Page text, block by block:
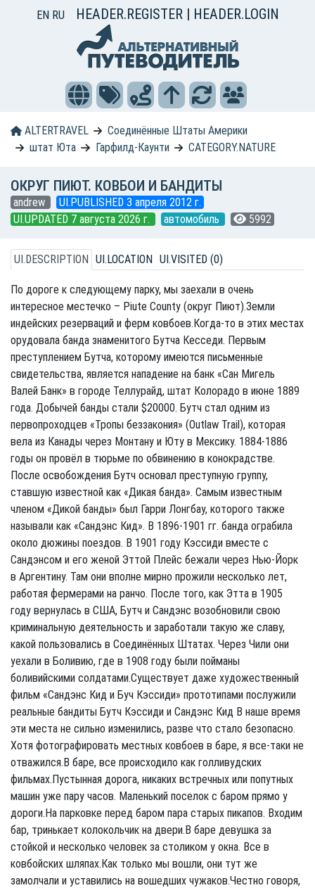
EN RU HEADER.REGISTER | HEADER.LOGIN
ALTERTRAVEL
Соединённые Штаты Америки
штат Юта
Гарфилд-Каунти CATEGORY.NATURE
ОКРУГ ПИЮТ. КОВБОИ И БАНДИТЫ
andrew
UI.PUBLISHED 3 апреля 2012 г.
UI.UPDATED 7 августа 2026 г.
автомобиль 5992
UI.DESCRIPTION UI.LOCATION UI.VISITED (0)
По дороге к следующему парку, мы заехали в очень
интересное местечко – Piute County (округ Пиют).Земли
индейских резерваций и ферм ковбоев.Когда-то в этих местах
орудовала банда знаменитого Бутча Кесседи. Первым
преступлением Бутча, которому имеются письменные
свидетельства, является нападение на банк «Сан Мигель
Валей Банк» в городе Теллурайд, штат Колорадо в июне 1889
года. Добычей банды стали $20000. Бутч стал одним из
первопроходцев «Тропы беззакония» (Outlaw Trail), которая
вела из Канады через Монтану и Юту в Мексику. 1884-1886
годы он провёл в тюрьме по обвинению в конокрадстве.
После освобождения Бутч основал преступную группу,
ставшую известной как «Дикая банда». Самым известным
членом «Дикой банды» был Гарри Лонгбау, которого также
называли как «Сандэнс Кид». В 1896-1901 гг. банда ограбила
около дюжины поездов. В 1901 году Кэссиди вместе с
Сандэнсом и его женой Эттой Плейс бежали через Нью-Йорк
в Аргентину. Там они вполне мирно прожили несколько лет,
работая фермерами на ранчо. После того, как Этта в 1905
году вернулась в США, Бутч и Сандэнс возобновили свою
криминальную деятельность и заработали такую же славу,
какой пользовались в Соединённых Штатах. Через Чили они
уехали в Боливию, где в 1908 году были пойманы
боливийскими солдатами.Существует даже художественный
фильм «Сандэнс Кид и Буч Кэссиди» прототипами послужили
реальные бандиты Бутч Кэссиди и Сандэнс Кид В наше время
эти места не сильно изменились, разве что стало безопасно.
Хотя фотографировать местных ковбоев в баре, я все-таки не
отважился.В баре, все происходило как голливудских
фильмах.Пустынная дорога, никаких встречных или попутных
машин уже пару часов. Маленький поселок с баром прямо у
дороги.На парковке перед баром пара старых пикапов. Входим
бар, тринькает колокольчик на двери.В баре девушка за
стойкой и несколько человек за столиком у окна. Все в
ковбойских шляпах.Как только мы вошли, они тут же
замолчали и уставились на вошедших чужаков.Честно говоря,